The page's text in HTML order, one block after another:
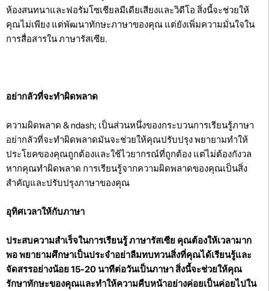
ห้องสนทนาและฟอรัมโซเชียลมีเดียเสียงและวิดีโอ สิ่งนี้จะช่วยให้
คุณไม่เพียง แต่พัฒนาทักษะภาษาของคุณ แต่ยังเพิ่มความมั่นใจใน
การสื่อสารใน ภาษารัสเซีย.
อย่ากลัวที่จะทำผิดพลาด
ความผิดพลาด & ndash; เป็นส่วนหนึ่งของกระบวนการเรียนรู้ภาษา
อย่ากลัวที่จะทำผิดพลาดมันจะช่วยให้คุณปรับปรุง พยายามทำให้
ประโยคของคุณถูกต้องและใช้ไวยากรณ์ที่ถูกต้อง แต่ไม่ต้องกังวล
หากคุณทำผิดพลาด การเรียนรู้จากความผิดพลาดของคุณเป็นสิ่ง
สำคัญและปรับปรุงภาษาของคุณ
อุทิศเวลาให้กับภาษา
ประสบความสำเร็จในการเรียนรู้ ภาษารัสเซีย คุณต้องให้เวลามาก
พอ พยายามศึกษาเป็นประจำอย่าลืมทบทวนสิ่งที่คุณได้เรียนรู้และ
จัดสรรอย่างน้อย 15-20 นาทีต่อวันเป็นภาษา สิ่งนี้จะช่วยให้คุณ
รักษาทักษะของคุณและทำให้ความคืบหน้าอย่างค่อยเป็นค่อยไปใน